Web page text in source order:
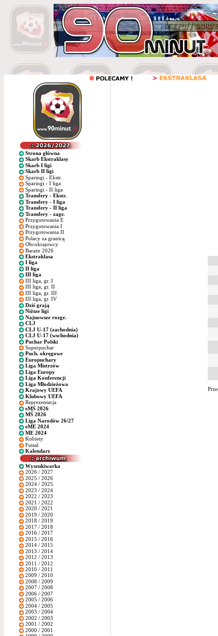
Strona główna
Skarb Ekstraklasy
Skarb I ligi
Skarb II ligi
Sparingi - Ekstr.
Sparingi - I liga
Sparingi - II liga
Transfery - Ekstr.
Transfery - I liga
Transfery - II liga
Transfery - zagr.
Przygotowania E
Przygotowania I
Przygotowania II
Polacy za granicą
Obcokrajowcy
Baraże 2026
Ekstraklasa
I liga
II liga
III liga
III liga, gr. I
III liga, gr. II
III liga, gr. III
III liga, gr. IV
Dziś grają
Niższe ligi
Najnowsze rozgr.
CLJ
CLJ U-17 (zachodnia)
CLJ U-17 (wschodnia)
Puchar Polski
Superpuchar
Puch. okręgowe
Europuchary
Liga Mistrzów
Liga Europy
Liga Konferencji
Liga Młodzieżowa
Krajowy UEFA
Klubowy UEFA
Reprezentacja
eMŚ 2026
MŚ 2026
Liga Narodów 26/27
eME 2024
ME 2024
Kobiety
Futsal
Kalendarz
Wyszukiwarka
2026 / 2027
2025 / 2026
2024 / 2025
2023 / 2024
2022 / 2023
2021 / 2022
2020 / 2021
2019 / 2020
2018 / 2019
2017 / 2018
2016 / 2017
2015 / 2016
2014 / 2015
2013 / 2014
2012 / 2013
2011 / 2012
2010 / 2011
2009 / 2010
2008 / 2009
2007 / 2008
2006 / 2007
2005 / 2006
2004 / 2005
2003 / 2004
2002 / 2003
2001 / 2002
2000 / 2001